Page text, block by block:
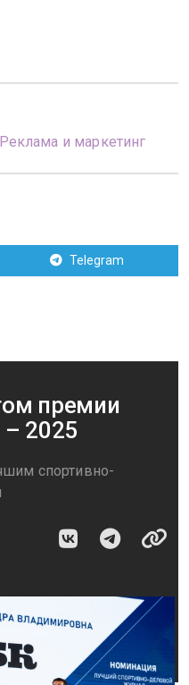
Реклама и маркетинг
Telegram
премии
– 2025
спортивно-